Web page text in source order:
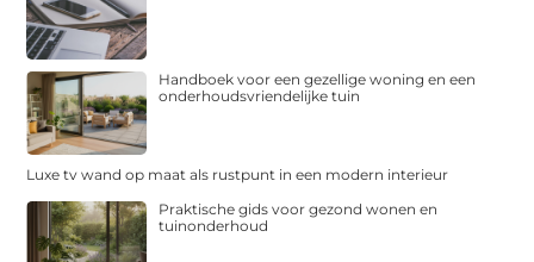
Handboek voor een gezellige woning en een
onderhoudsvriendelijke tuin
Luxe tv wand op maat als rustpunt in een modern interieur
Praktische gids voor gezond wonen en
tuinonderhoud